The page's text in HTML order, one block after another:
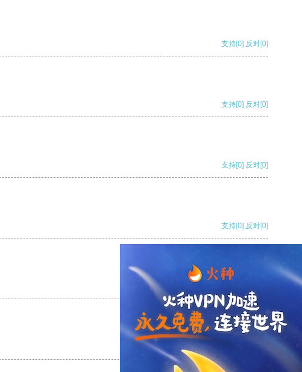
支持[0] 反对[0]
支持[0] 反对[0]
支持[0] 反对[0]
支持[0] 反对[0]
反对